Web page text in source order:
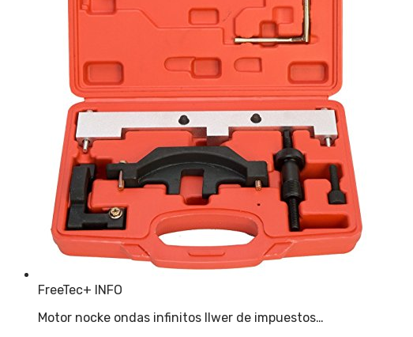
FreeTec+ INFO
Motor nocke ondas infinitos llwer de impuestos…